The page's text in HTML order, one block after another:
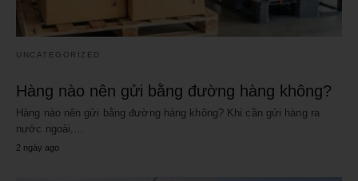
UNCATEGORIZED
Hàng nào nên gửi bằng đường hàng không?
Hàng nào nên gửi bằng đường hàng không? Khi cần gửi hàng ra
nước ngoài,…
2 ngày ago